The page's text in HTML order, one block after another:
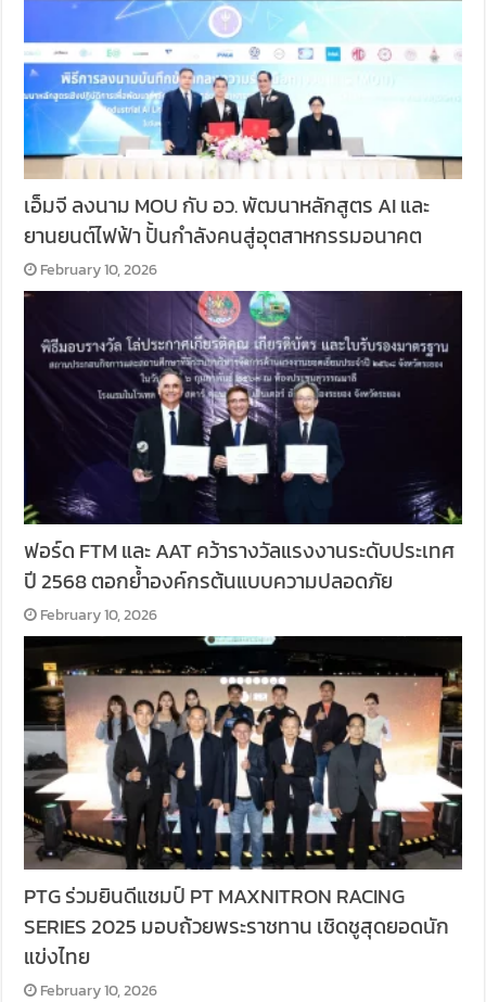
เอ็มจี ลงนาม MOU กับ อว. พัฒนาหลักสูตร AI และ
ยานยนต์ไฟฟ้า ปั้นกำลังคนสู่อุตสาหกรรมอนาคต
February 10, 2026
ฟอร์ด FTM และ AAT คว้ารางวัลแรงงานระดับประเทศ
ปี 2568 ตอกย้ำองค์กรต้นแบบความปลอดภัย
February 10, 2026
PTG ร่วมยินดีแชมป์ PT MAXNITRON RACING
SERIES 2025 มอบถ้วยพระราชทาน เชิดชูสุดยอดนัก
แข่งไทย
February 10, 2026